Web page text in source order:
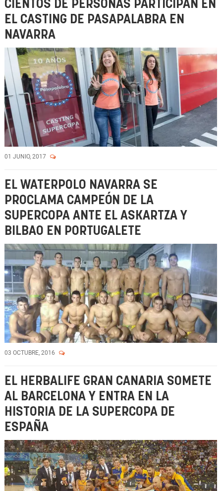
CIENTOS DE PERSONAS PARTICIPAN EN
EL CASTING DE PASAPALABRA EN
NAVARRA
01 JUNIO, 2017
EL WATERPOLO NAVARRA SE
PROCLAMA CAMPEÓN DE LA
SUPERCOPA ANTE EL ASKARTZA Y
BILBAO EN PORTUGALETE
03 OCTUBRE, 2016
EL HERBALIFE GRAN CANARIA SOMETE
AL BARCELONA Y ENTRA EN LA
HISTORIA DE LA SUPERCOPA DE
ESPAÑA